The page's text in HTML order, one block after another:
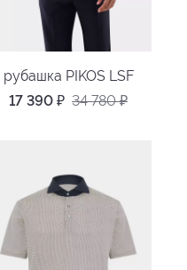
рубашка PIKOS LSF
17 390 ₽ 34 780₽